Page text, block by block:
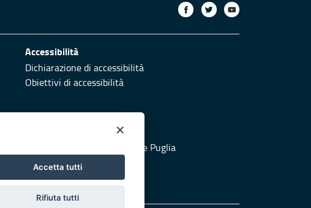
Accessibilità
Dichiarazione di accessibilità
Obiettivi di accessibilità
Vai al sito di Protezione Civile Puglia
×
Accetta tutti
Rifiuta tutti